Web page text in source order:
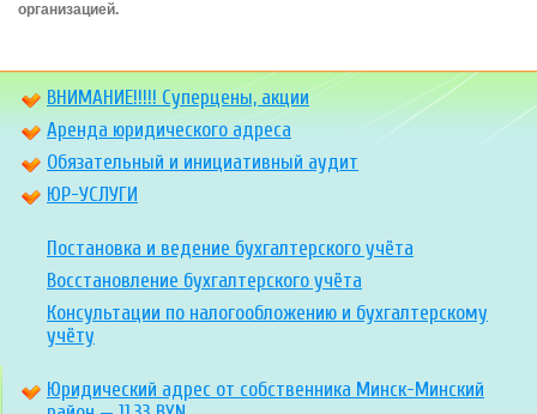
организацией.
ВНИМАНИЕ!!!!! Суперцены, акции
Аренда юридического адреса
Обязательный и инициативный аудит
ЮР-УСЛУГИ
Постановка и ведение бухгалтерского учёта
Восстановление бухгалтерского учёта
Консультации по налогообложению и бухгалтерскому
учёту
Юридический адрес от собственника Минск-Минский